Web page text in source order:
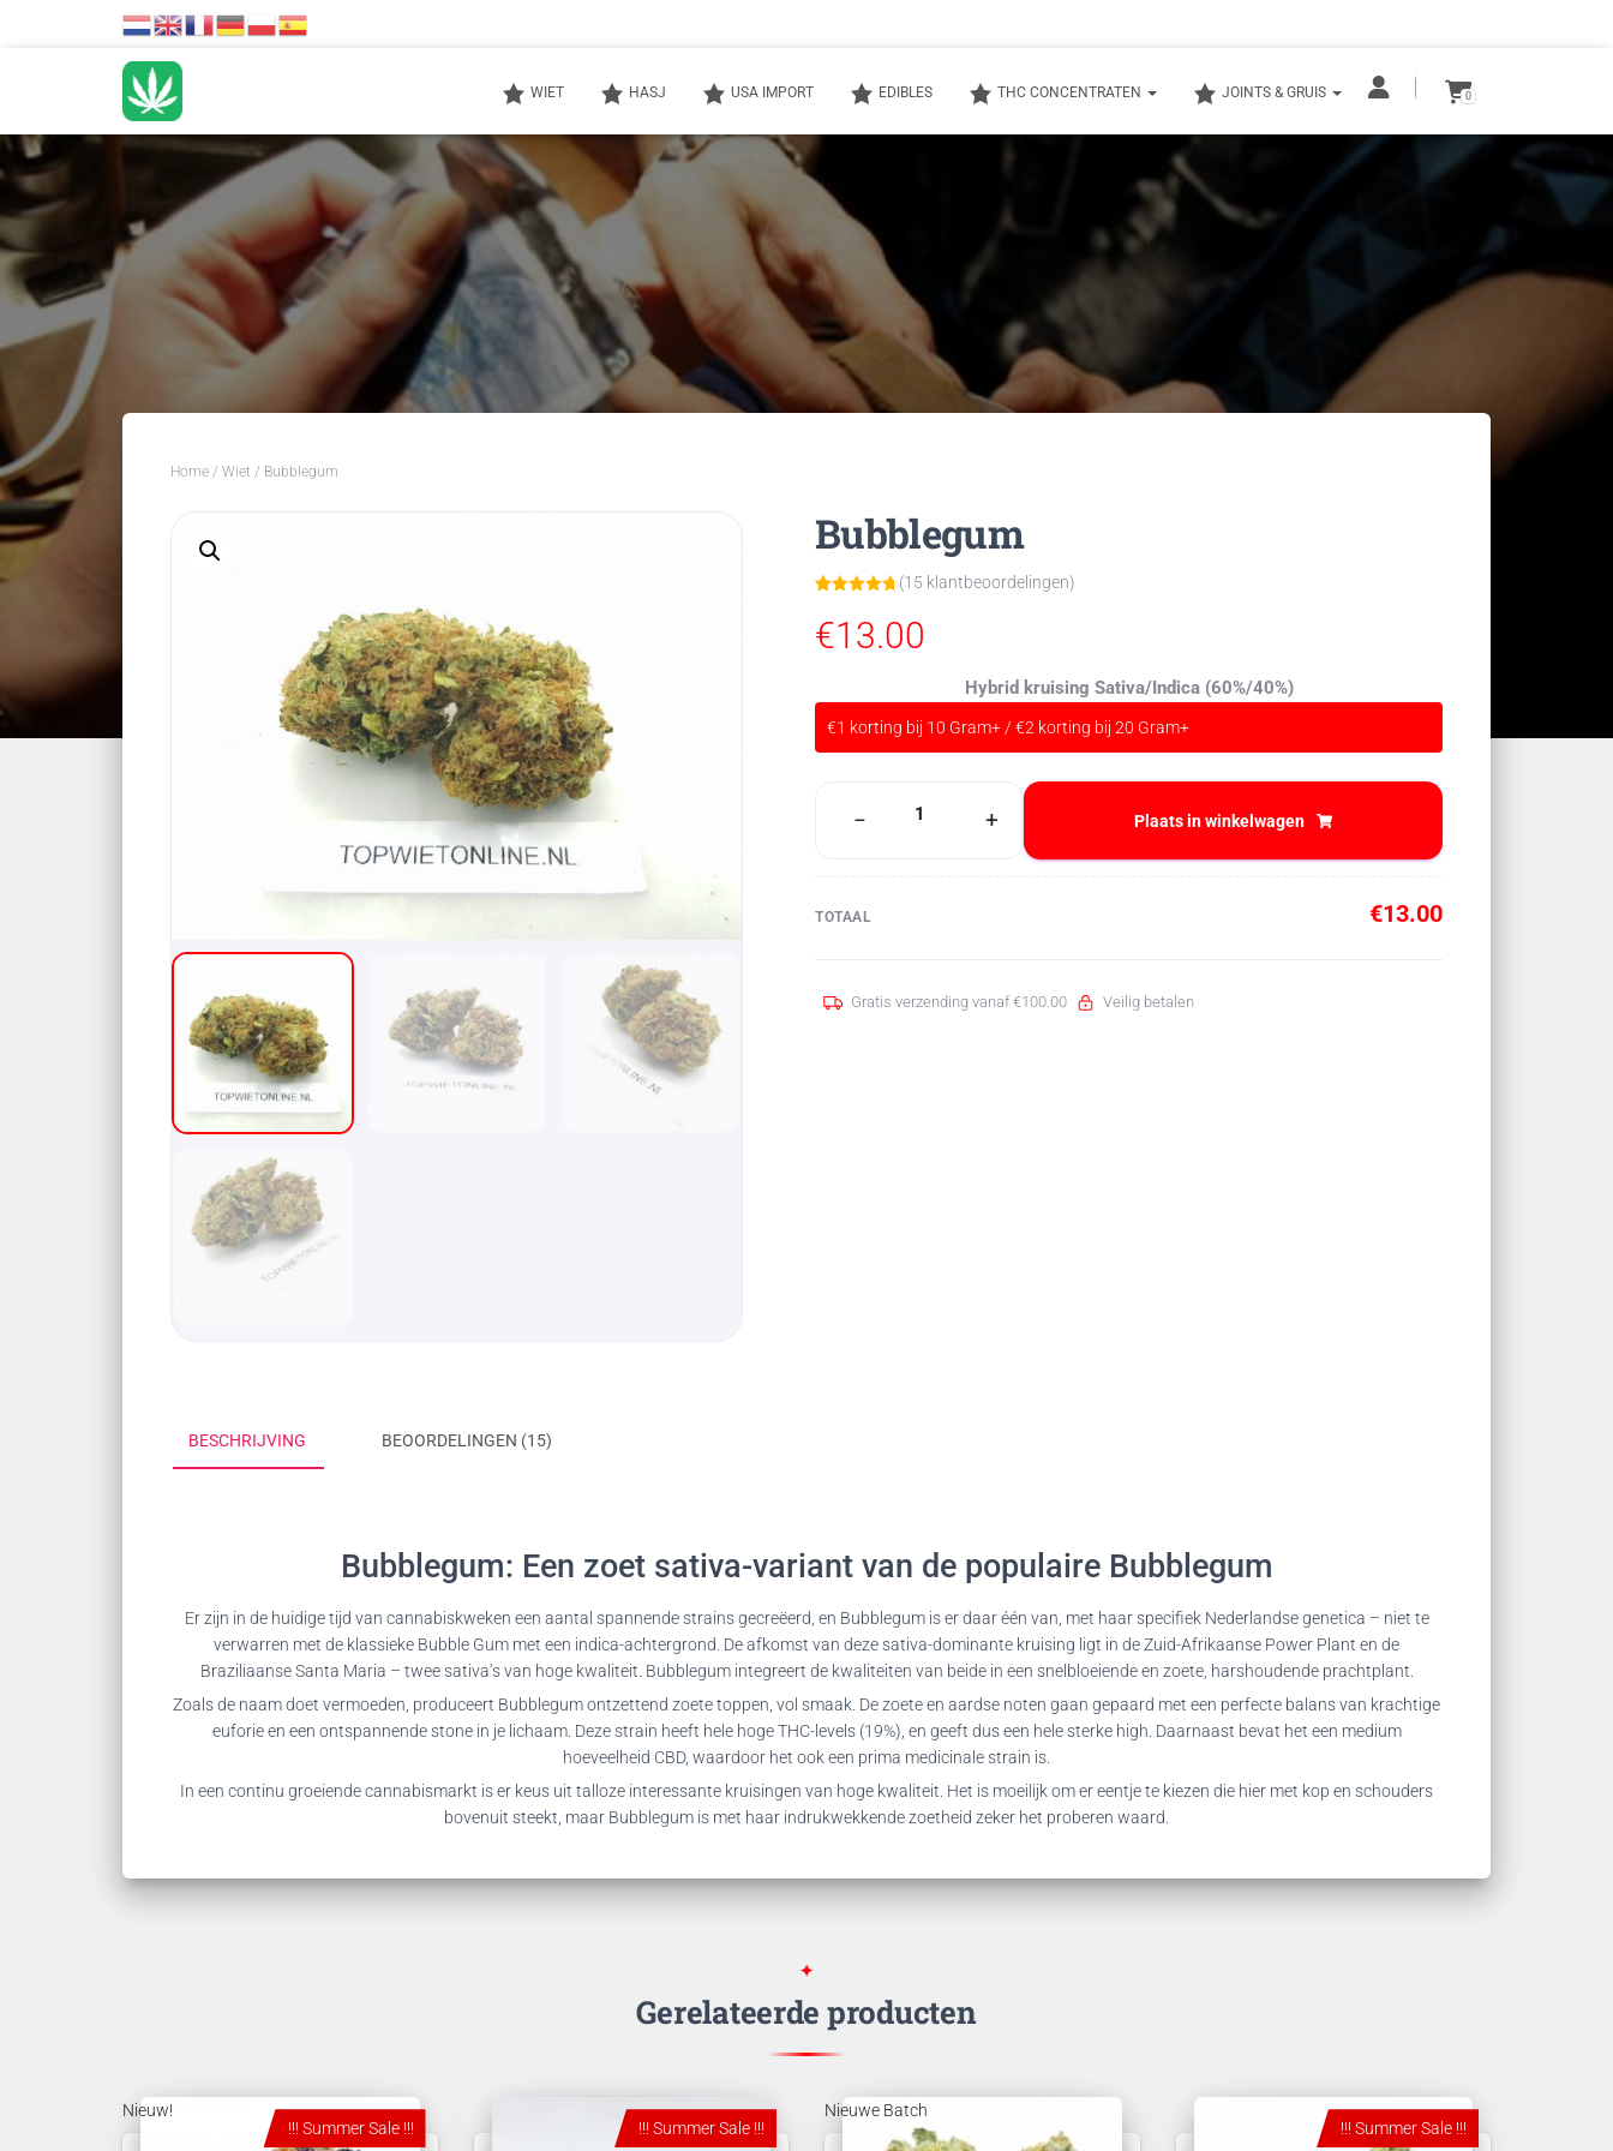
WIET HASJ USA IMPORT EDIBLES THC CONCENTRATEN JOINTS & GRUIS 0
Home / Wiet / Bubblegum
Bubblegum
d4.73op
5
gebaseerd
n
(15 klantbeoordelingen)
€13.00
Hybrid kruising Sativa/Indica (60%/40%)
€1 korting bij 10 Gram+ / €2 korting bij 20 Gram+
aantal
− + Plaats in winkelwagen
TOTAAL €13.00
Gratis verzending vanaf€100.00 Veilig betalen
BESCHRIJVING BEOORDELINGEN (15)
Bubblegum: Een zoet sativa-variant van de populaire Bubblegum
Er zijn in de huidige tijd van cannabiskweken een aantal spannende strains gecreëerd, en Bubblegum is er daar één van, met haar specifiek Nederlandse genetica – niet te
verwarren met de klassieke Bubble Gum met een indica-achtergrond. De afkomst van deze sativa-dominante kruising ligt in de Zuid-Afrikaanse Power Plant en de
Braziliaanse Santa Maria – twee sativa’s van hoge kwaliteit. Bubblegum integreert de kwaliteiten van beide in een snelbloeiende en zoete, harshoudende prachtplant.
Zoals de naam doet vermoeden, produceert Bubblegum ontzettend zoete toppen, vol smaak. De zoete en aardse noten gaan gepaard met een perfecte balans van krachtige
euforie en een ontspannende stone in je lichaam. Deze strain heeft hele hoge THC-levels (19%), en geeft dus een hele sterke high. Daarnaast bevat het een medium
hoeveelheid CBD, waardoor het ook een prima medicinale strain is.
In een continu groeiende cannabismarkt is er keus uit talloze interessante kruisingen van hoge kwaliteit. Het is moeilijk om er eentje te kiezen die hier met kop en schouders
bovenuit steekt, maar Bubblegum is met haar indrukwekkende zoetheid zeker het proberen waard.
Gerelateerde producten
!!! Summer Sale !!!
Nieuw!
!!! Summer Sale !!!
Nieuwe Batch
!!! Summer Sale !!!